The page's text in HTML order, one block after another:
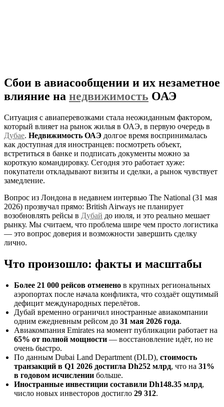
Сбои в авиасообщении и их незаметное
влияние на недвижимость ОАЭ
Ситуация с авиаперевозками стала неожиданным фактором,
который влияет на рынок жилья в ОАЭ, в первую очередь в
Дубае. Недвижимость ОАЭ долгое время воспринималась
как доступная для иностранцев: посмотреть объект,
встретиться в банке и подписать документы можно за
короткую командировку. Сегодня это работает хуже:
покупатели откладывают визиты и сделки, а рынок чувствует
замедление.
Вопрос из Лондона в недавнем интервью The National (31 мая
2026) прозвучал прямо: British Airways не планирует
возобновлять рейсы в Дубай до июля, и это реально мешает
рынку. Мы считаем, что проблема шире чем просто логистика
— это вопрос доверия и возможности завершить сделку
лично.
Что произошло: факты и масштабы
Более 21 000 рейсов отменено в крупных региональных
аэропортах после начала конфликта, что создаёт ощутимый
дефицит международных перелётов.
Дубай временно ограничил иностранные авиакомпании
одним ежедневным рейсом до 31 мая 2026 года.
Авиакомпания Emirates на момент публикации работает на
65% от полной мощности — восстановление идёт, но не
очень быстро.
По данным Dubai Land Department (DLD), стоимость
транзакций в Q1 2026 достигла Dh252 млрд, что на 31%
в годовом исчислении больше.
Иностранные инвестиции составили Dh148.35 млрд,
число новых инвесторов достигло 29 312.